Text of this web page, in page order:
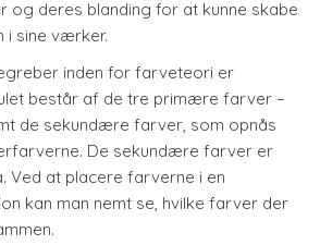
deres blanding for at kunne skabe
i sine værker.
inden for farveteori er
består af de tre primære farver –
de sekundære farver, som opnås
De sekundære farver er
Ved at placere farverne i en
kan man nemt se, hvilke farver der